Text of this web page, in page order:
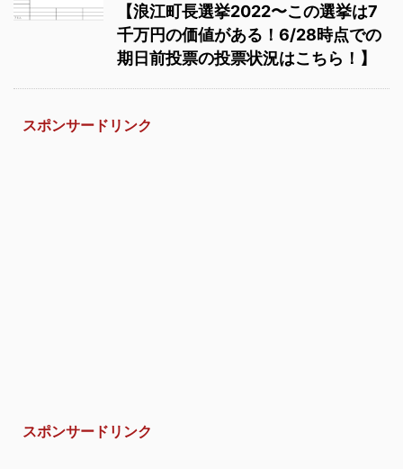
【浪江町長選挙2022〜この選挙は7
千万円の価値がある！6/28時点での
期日前投票の投票状況はこちら！】
スポンサードリンク
スポンサードリンク